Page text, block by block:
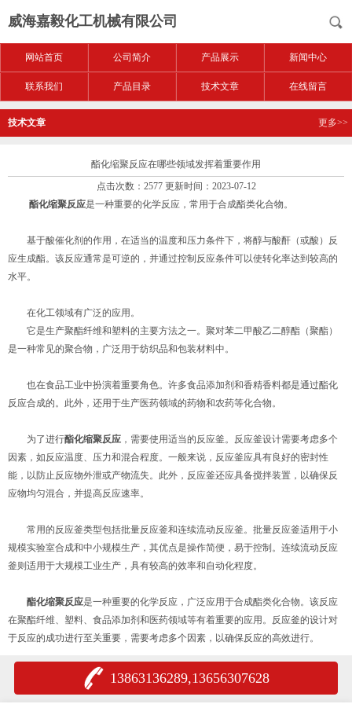
威海嘉毅化工机械有限公司
网站首页 公司简介 产品展示 新闻中心
联系我们 产品目录 技术文章 在线留言
技术文章 更多>>
酯化缩聚反应在哪些领域发挥着重要作用
点击次数：2577 更新时间：2023-07-12
酯化缩聚反应是一种重要的化学反应，常用于合成酯类化合物。
基于酸催化剂的作用，在适当的温度和压力条件下，将醇与酸酐（或酸）反
应生成酯。该反应通常是可逆的，并通过控制反应条件可以使转化率达到较高的
水平。
在化工领域有广泛的应用。
它是生产聚酯纤维和塑料的主要方法之一。聚对苯二甲酸乙二醇酯（聚酯）
是一种常见的聚合物，广泛用于纺织品和包装材料中。
也在食品工业中扮演着重要角色。许多食品添加剂和香精香料都是通过酯化
反应合成的。此外，还用于生产医药领域的药物和农药等化合物。
为了进行酯化缩聚反应 ，需要使用适当的反应釜。反应釜设计需要考虑多个
因素，如反应温度、压力和混合程度。一般来说，反应釜应具有良好的密封性
能，以防止反应物外泄或产物流失。此外，反应釜还应具备搅拌装置，以确保反
应物均匀混合，并提高反应速率。
常用的反应釜类型包括批量反应釜和连续流动反应釜。批量反应釜适用于小
规模实验室合成和中小规模生产，其优点是操作简便，易于控制。连续流动反应
釜则适用于大规模工业生产，具有较高的效率和自动化程度。
酯化缩聚反应是一种重要的化学反应，广泛应用于合成酯类化合物。该反应
在聚酯纤维、塑料、食品添加剂和医药领域等有着重要的应用。反应釜的设计对
于反应的成功进行至关重要，需要考虑多个因素，以确保反应的高效进行。
13863136289,13656307628